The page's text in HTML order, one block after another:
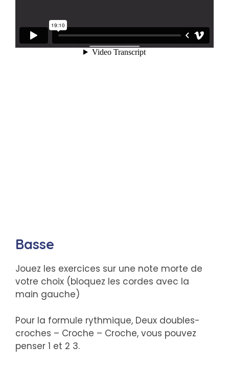
Basse
Jouez les exercices sur une note morte de
votre choix (bloquez les cordes avec la
main gauche)
Pour la formule rythmique, Deux doubles-
croches – Croche – Croche, vous pouvez
penser 1 et 2 3.